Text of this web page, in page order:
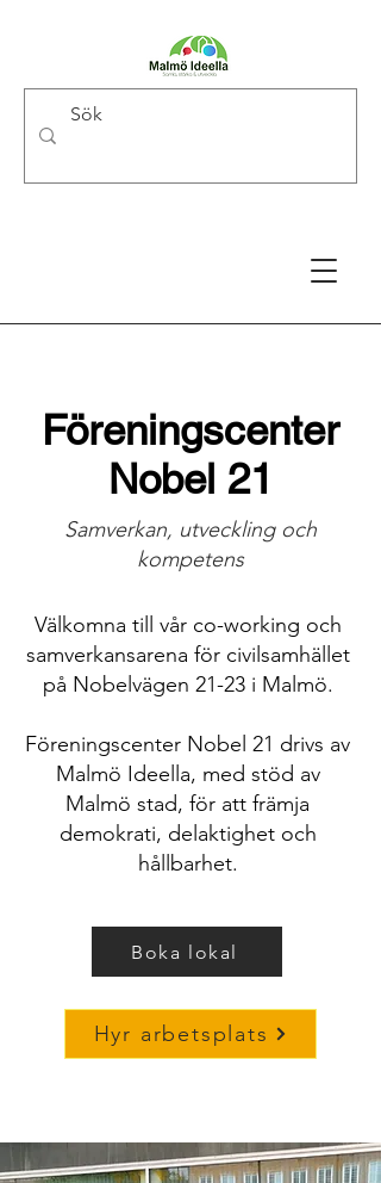
Föreningscenter
Nobel 21
Samverkan, utveckling och
kompetens
Välkomna till vår co-working och
samverkansarena för civilsamhället
på Nobelvägen 21-23 i Malmö.
Föreningscenter Nobel 21 drivs av
Malmö Ideella, med stöd av
Malmö stad, för att främja
demokrati, delaktighet och
hållbarhet.
Boka lokal
Hyr arbetsplats